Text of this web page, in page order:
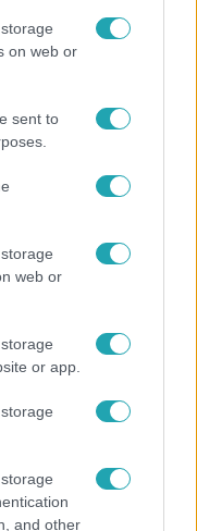
on web or
sent to
web or
or app.
and other
- Széphalmi
lehűtheted